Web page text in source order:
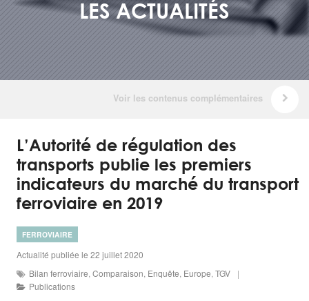
LES ACTUALITÉS
L’Autorité de régulation des
transports publie les premiers
indicateurs du marché du transport
ferroviaire en 2019
FERROVIAIRE
Actualité publiée le 22 juillet 2020
Bilan ferroviaire Comparaison Enquête Europe TGV
Publications